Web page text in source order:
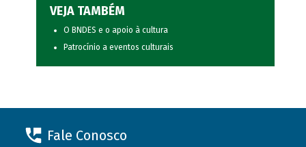
VEJA TAMBÉM
O BNDES e o apoio à cultura
Patrocínio a eventos culturais
Fale Conosco